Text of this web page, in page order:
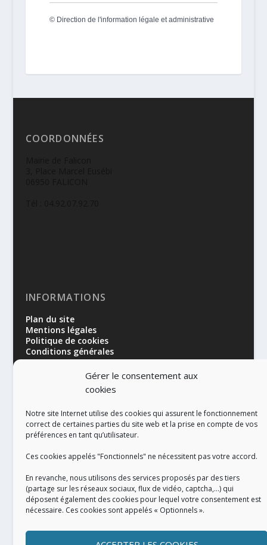
Gérer le consentement aux
cookies
Notre site Internet utilise des cookies qui assurent le fonctionnement
correct de certaines parties du site web et la prise en compte de vos
préférences en tant qu’utilisateur.
Ces cookies appelés "Fonctionnels" ne nécessitent pas votre accord.
En revanche, nous utilisons des services proposés par des tiers
(partage sur les réseaux sociaux, flux de vidéo, captcha,...) qui
déposent également des cookies pour lequel votre consentement est
nécessaire. Ces cookies sont appelés « Optionnels ».
© Direction de l'information légale et administrative
COORDONNÉES
INFORMATIONS
Plan du site
Mentions légales
Politique de cookies
Conditions générales